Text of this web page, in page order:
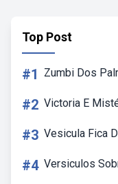
Top Post
#1 Zumbi Dos
#2 Victoria E
#3 Vesicula Fica
#4 Versiculos